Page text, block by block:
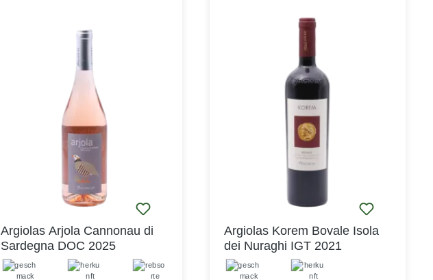
ist ein autochthones Gewächs, das
nur im Süden Sardiniens angebaut
wird. Also eine echte sardische
Spezialität! Wenn Sie Weißburgunder
und Sauvignon Blanc mögen, ist es an
der Zeit, den Selegas Nuragus di
Cagliari einmal zu probieren. Er wird
wunderbar in Ihr Geschmacksmuster
passen!er Argiolas Selegas Nuragus
di Cagliari DOC ist ein echter
Allrounder – als leichter,
trockenfruchtiger Weißwein eignet er
sich schon wunderbar als Aperitif,
lässt sich dann aber auch das ganze
Menü durch trinken. Antipasti, Salate
und Risotti mit frischen Kräutern oder
auch die sardische Nudelspezialität
Rotweinsorten, die hier eine
charakterstarke Allianz eingehen.
Dennoch bleibt der Serra Lori leicht
und frisch und wirkt insgesamt sehr
ausbalanciert, so wie Sie es sich von
Isola dei Nuraghi Rosato von Argiolas
ist ein wunderbarer Aperitifwein, dem
Salzgebäck und Oliven gut zu Gesicht
stehen. Seine Frische macht ihn auch
zu einem schönen Begleiter zu allen
gewürzt sein. Er verträgt sich auch
großartig mit kräftigeren
Fleischgerichten, beispielsweise
Schwein - vom Grill oder aus der
Pfanne. Sehr gut eignet der Serra Lori
Argiolas Arjola Cannonau di
Sardegna DOC 2025
Argiolas Korem Bovale Isola
dei Nuraghi IGT 2021